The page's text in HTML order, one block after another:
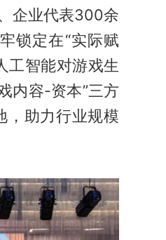
企业代表300余
锁定在“实际赋
工智能对游戏生
内容-资本”三方
，助力行业规模